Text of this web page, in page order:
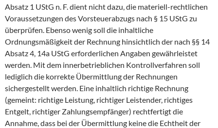
Absatz 1 UStG n. F. dient nicht dazu, die materiell-rechtlichen
Voraussetzungen des Vorsteuerabzugs nach § 15 UStG zu
überprüfen. Ebenso wenig soll die inhaltliche
Ordnungsmäßigkeit der Rechnung hinsichtlich der nach §§ 14
Absatz 4, 14a UStG erforderlichen Angaben gewährleistet
werden. Mit dem innerbetrieblichen Kontrollverfahren soll
lediglich die korrekte Übermittlung der Rechnungen
sichergestellt werden. Eine inhaltlich richtige Rechnung
(gemeint: richtige Leistung, richtiger Leistender, richtiges
Entgelt, richtiger Zahlungsempfänger) rechtfertigt die
Annahme, dass bei der Übermittlung keine die Echtheit der